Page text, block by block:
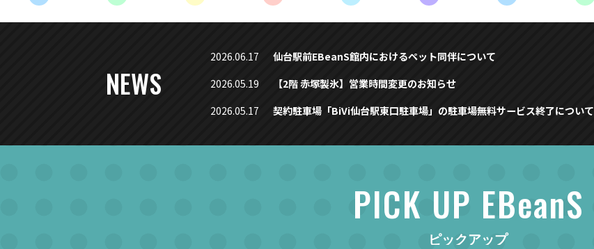
NEWS
2026.06.17
仙台駅前EBeanS館内におけるペット同伴について
2026.05.19
【2階 赤塚製氷】営業時間変更のお知らせ
2026.05.17
契約駐車場「BiVi仙台駅東口駐車場」の駐車場無料サービス終了について
PICK UP EBeanS
ピックアップ